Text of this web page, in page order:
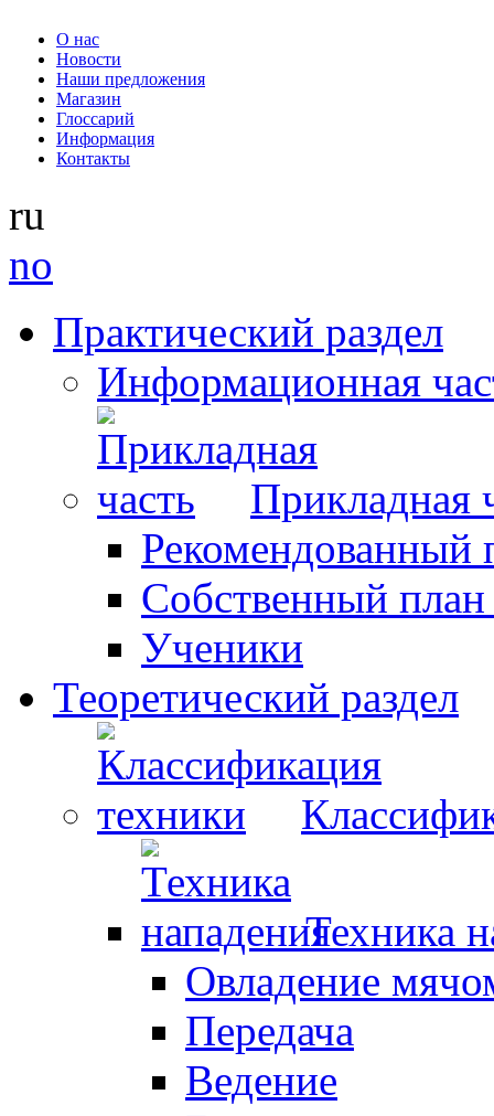
О нас
Новости
Наши предложения
Магазин
Глоссарий
Информация
Контакты
ru
no
Практический раздел
Информационная
Прикладная
Рекомендованный
Собственный
Ученики
Теоретический раздел
Техника
Овладение
Передача
Ведение